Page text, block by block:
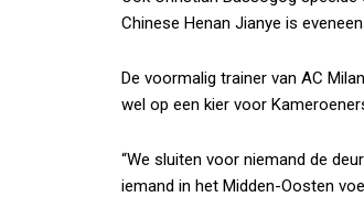
Chinese Henan Jianye is
De voormalig trainer van AC
wel op een kier voor
“We sluiten voor niemand de
iemand in het Midden-Oosten